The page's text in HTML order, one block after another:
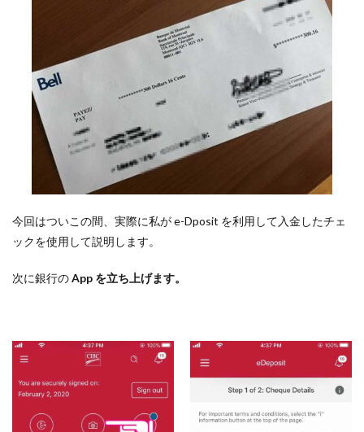
今回はついこの間、実際に私が e-Dposit を利用して入金したチェ
ックを使用して説明します。
次に銀行のApp を立ち上げます。